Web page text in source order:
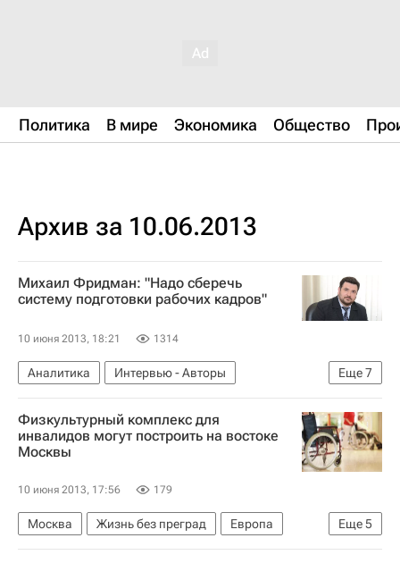
Политика В мире Экономика Общество
Архив за 10.06.2013
Михаил Фридман: "Надо сберечь
систему подготовки рабочих кадров"
10 июня 2013, 18:21 1314
Еще7
Аналитика
Интервью - Авторы
Новости Подмосковья
Московская область (Подмосковье)
Европа
Центральный ФО
Михаил Фридман
Россия
Физкультурный комплекс для
инвалидов могут построить на востоке
Москвы
10 июня 2013, 17:56 179
Еще5
Москва Жизнь без преград
Европа
Центральный ФО
Весь мир